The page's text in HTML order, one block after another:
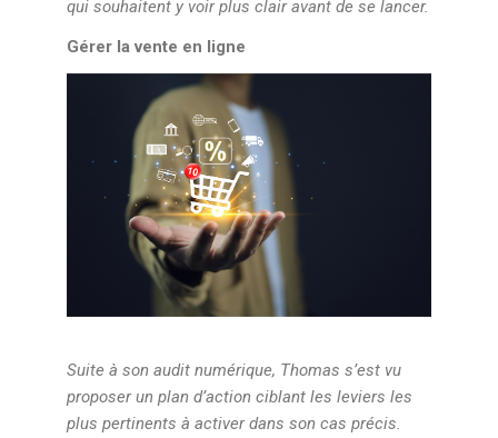
qui souhaitent y voir plus clair avant de se lancer.
Gérer la vente en ligne
Suite à son audit numérique, Thomas s’est vu
proposer un plan d’action ciblant les leviers les
plus pertinents à activer dans son cas précis.